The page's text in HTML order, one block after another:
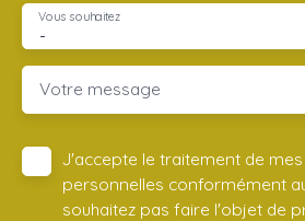
-
Vous souhaitez
Votre message
J'accepte le traitement de
personnelles conformément
souhaitez pas faire l'objet de